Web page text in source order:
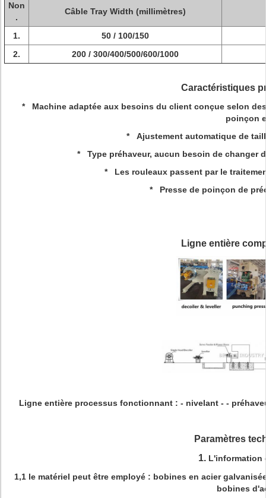
Non
.
Câble Tray Width (millimètres)
1.
50 / 100/150
2.
200 / 300/400/500/600/1000
Caractéristiques
* Machine adaptée aux besoins du client conçue selon
poinçon
* Ajustement automatique de
* Type préhaveur, aucun besoin de changer
* Les rouleaux passent par le
* Presse de poinçon de
Ligne entière
Ligne entière processus fonctionnant: - nivelant - -
Paramètres
1. L'information
1,1 le matériel peut être employé : bobines en acier
bobines